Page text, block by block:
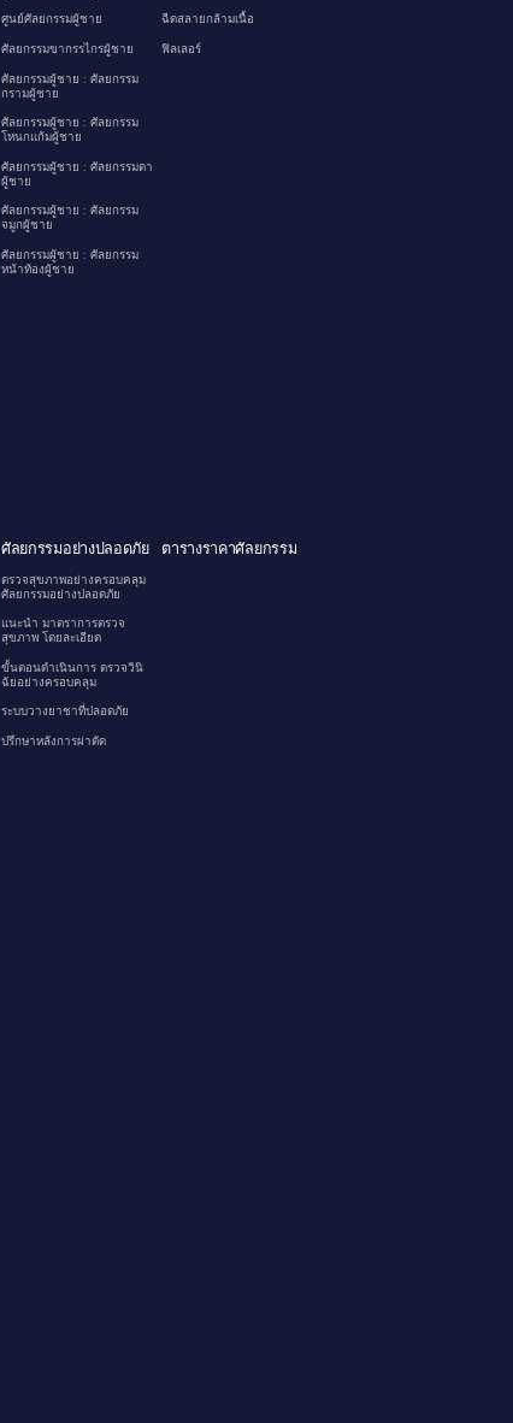
ศูนย์ศัลยกรรมผู้ชาย
ศัลยกรรมขากรรไกรผู้ชาย
ศัลยกรรมผู้ชาย : ศัลยกรรม
กรามผู้ชาย
ศัลยกรรมผู้ชาย : ศัลยกรรม
โหนกแก้มผู้ชาย
ศัลยกรรมผู้ชาย : ศัลยกรรมตา
ผู้ชาย
ศัลยกรรมผู้ชาย : ศัลยกรรม
จมูกผู้ชาย
ศัลยกรรมผู้ชาย : ศัลยกรรม
หน้าท้องผู้ชาย
ฉีดสลายกล้ามเนื้อ
ฟิลเลอร์
ศัลยกรรมอย่างปลอดภัย
ตรวจสุขภาพอย่างครอบคลุม
ศัลยกรรมอย่างปลอดภัย
แนะนำ มาตราการตรวจ
สุขภาพ โดยละเอียด
ขั้นตอนดำเนินการ ตรวจวินิ
ฉัยอย่างครอบคลุม
ระบบวางยาชาที่ปลอดภัย
ปรึกษาหลังการผ่าตัด
ตารางราคาศัลยกรรม